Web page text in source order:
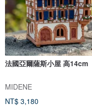
法國亞爾薩斯小屋 高14cm
MIDENE
NT$ 3,180